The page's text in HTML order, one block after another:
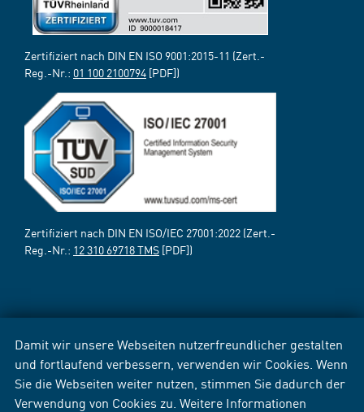
Damit wir unsere Webseiten nutzerfreundlicher gestalten
und fortlaufend verbessern, verwenden wir Cookies. Wenn
Sie die Webseiten weiter nutzen, stimmen Sie dadurch der
Verwendung von Cookies zu. Weitere Informationen
Zertifiziert nach DIN EN ISO 9001:2015-11 (Zert.-
Reg.-Nr.: 01 100 2100794 [PDF])
Zertifiziert nach DIN EN ISO/IEC 27001:2022 (Zert.-
Reg.-Nr.: 12 310 69718 TMS [PDF])